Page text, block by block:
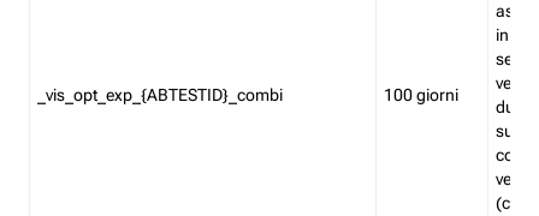
_vis_opt_exp_{ABTESTID}_combi 100 giorni
in